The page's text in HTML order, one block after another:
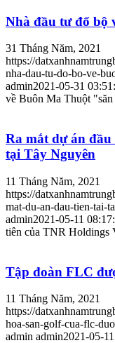
Nhà đầu tư đổ bộ
31 Tháng Năm, 2021
https://
nha-dau-tu-do-bo-ve-
admin2021-05-31
về Buôn Ma Thuột "săn
Ra mắt dự án
tại Tây Nguyên
11 Tháng Năm, 2021
https://
mat-du-an-dau-tien-tai-
admin2021-05-11
tiên của TNR Holdings
Tập đoàn FLC
11 Tháng Năm, 2021
https://
hoa-san-golf-cua-flc-
admin admin2021-05-